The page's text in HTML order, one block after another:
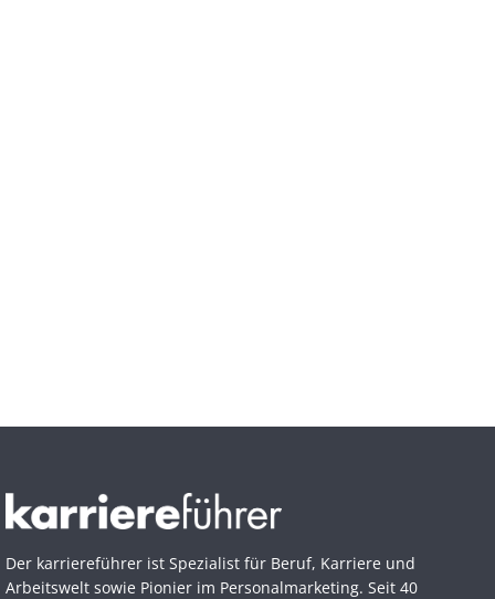
Der karriereführer ist Spezialist für Beruf, Karriere und
Arbeitswelt sowie Pionier im Personal­marketing. Seit 40